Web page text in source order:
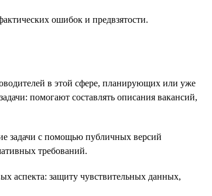
ошибок и предвзятости.
в этой сфере, планирующих или уже
помогают составлять описания вакансий,
задачи с помощью публичных версий
требований.
аспекта: защиту чувствительных данных,